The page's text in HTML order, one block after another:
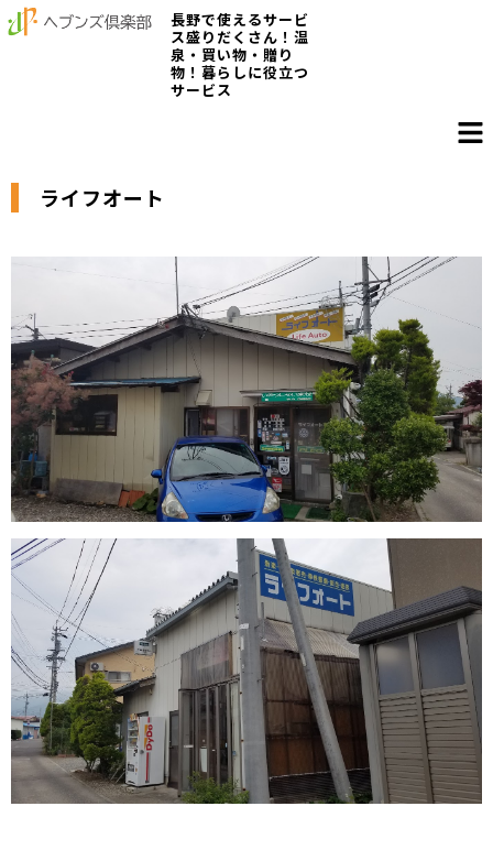
長野で使えるサービ
ス盛りだくさん！温
泉・買い物・贈り
物！暮らしに役立つ
サービス
ライフオート